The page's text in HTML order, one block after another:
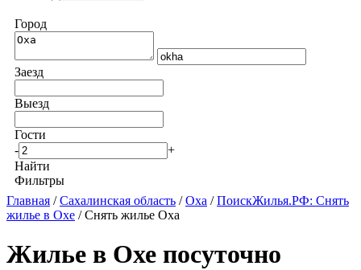
Город
Заезд
Выезд
Гости
-
+
Найти
Фильтры
Главная /Сахалинская область /Оха /ПоискЖилья.РФ: Снять
жилье в Охе / Снять жилье Оха
Жилье в Охе посуточно